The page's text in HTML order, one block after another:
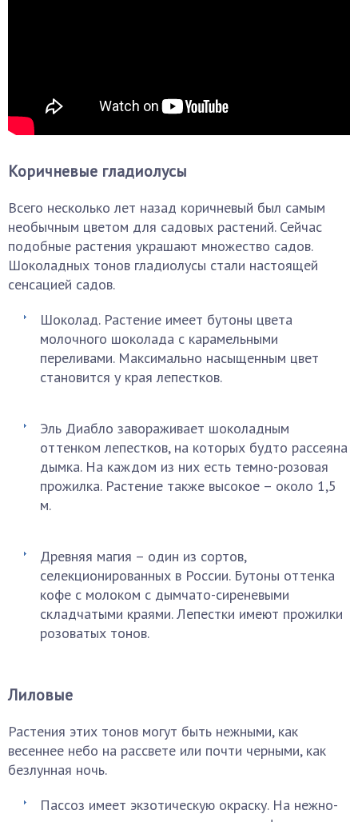
Коричневые гладиолусы
Всего несколько лет назад коричневый был самым
необычным цветом для садовых растений. Сейчас
подобные растения украшают множество садов.
Шоколадных тонов гладиолусы стали настоящей
сенсацией садов.
Шоколад. Растение имеет бутоны цвета
молочного шоколада с карамельными
переливами. Максимально насыщенным цвет
становится у края лепестков.
Эль Диабло завораживает шоколадным
оттенком лепестков, на которых будто рассеяна
дымка. На каждом из них есть темно-розовая
прожилка. Растение также высокое – около 1,5
м.
Древняя магия – один из сортов,
селекционированных в России. Бутоны оттенка
кофе с молоком с дымчато-сиреневыми
складчатыми краями. Лепестки имеют прожилки
розоватых тонов.
Лиловые
Растения этих тонов могут быть нежными, как
весеннее небо на рассвете или почти черными, как
безлунная ночь.
Пассоз имеет экзотическую окраску. На нежно-